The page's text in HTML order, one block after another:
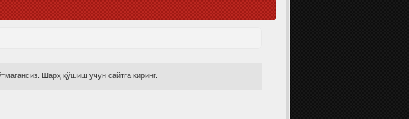
Шарҳ қўшиш учун сайтга киринг.